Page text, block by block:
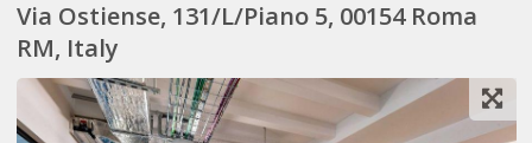
Via Ostiense, 131/L/Piano 5, 00154 Roma
RM, Italy